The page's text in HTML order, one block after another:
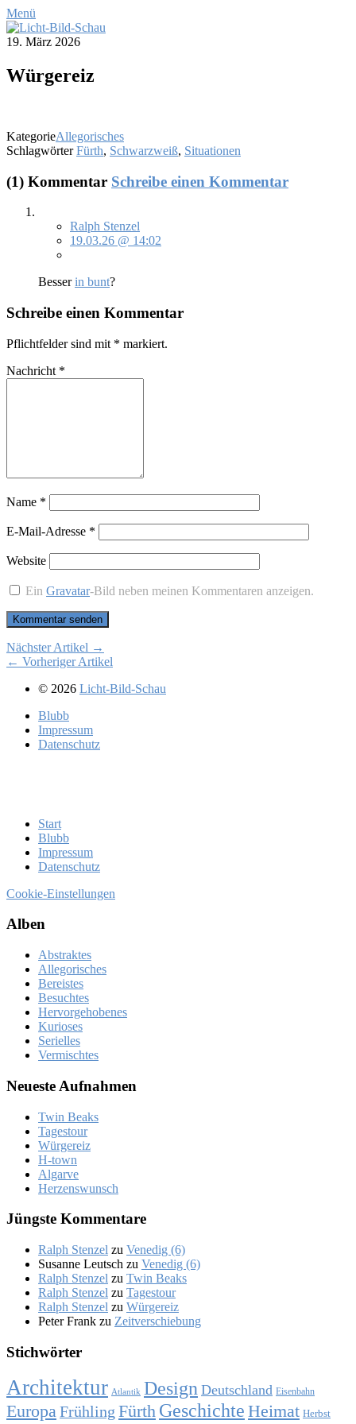
Menü
19. März 2026
Wür­ge­reiz
KategorieAllegorisches
Schlagwörter Fürth, Schwarzweiß, Situationen
(1) Kommentar Schreibe einen Kommentar
Ralph Stenzel
19.03.26 @ 14:02
Bes­serin bunt?
Schreibe einen Kommentar
Pflichtfelder sind mit * markiert.
Nachricht *
Name *
E-Mail-Adresse *
Website
EinGravatar-Bild neben meinen Kommentaren anzeigen.
Nächster Artikel →
← Vorheriger Artikel
© 2026 Licht-Bild-Schau
Blubb
Im­pres­sum
Da­ten­schutz
Start
Blubb
Im­pres­sum
Da­ten­schutz
Cookie-Einstellungen
Al­ben
Abstraktes
Allegorisches
Bereistes
Besuchtes
Hervorgehobenes
Kurioses
Serielles
Vermischtes
Neue­ste Auf­nah­men
Twin Beaks
Ta­ges­tour
Wür­ge­reiz
H‑town
Al­gar­ve
Her­zens­wunsch
Jüng­ste Kom­men­ta­re
Ralph Stenzel zu Ve­ne­dig (6)
Susanne Leutsch zu Ve­ne­dig (6)
Ralph Stenzel zu Twin Beaks
Ralph Stenzel zu Ta­ges­tour
Ralph Stenzel zu Wür­ge­reiz
Peter Frank zu Zeit­ver­schie­bung
Stich­wör­ter
Architektur Atlantik Design Deutschland Eisenbahn
EuropaFrühling Fürth Geschichte Heimat Herbst